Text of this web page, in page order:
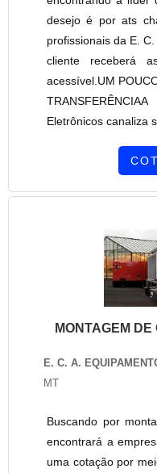
desejo é por ats
profissionais da E.
cliente receberá
acessível.UM
Eletrônicos canaliza
MONTAGEM
E. C. A.
MT
Buscando por
encontrará a
uma cotação por